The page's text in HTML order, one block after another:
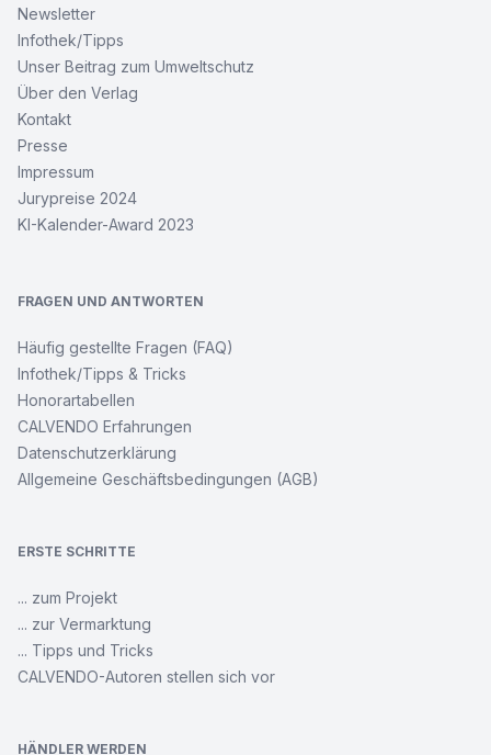
Newsletter
Infothek/Tipps
Unser Beitrag zum Umweltschutz
Über den Verlag
Kontakt
Presse
Impressum
Jurypreise 2024
KI-Kalender-Award 2023
FRAGEN UND ANTWORTEN
Häufig gestellte Fragen (FAQ)
Infothek/Tipps & Tricks
Honorartabellen
CALVENDO Erfahrungen
Datenschutzerklärung
Allgemeine Geschäftsbedingungen (AGB)
ERSTE SCHRITTE
... zum Projekt
... zur Vermarktung
... Tipps und Tricks
CALVENDO-Autoren stellen sich vor
HÄNDLER WERDEN